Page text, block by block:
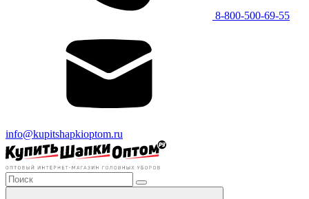
8-800-500-69-55
info@kupitshapkioptom.ru